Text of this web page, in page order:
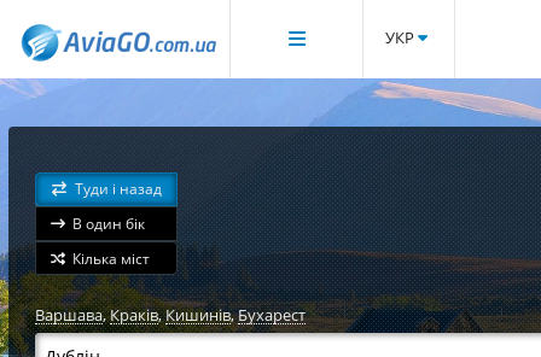
УКР
Туди і назад
В один бік
Кілька міст
Варшава,Краків,Кишинів,Бухарест